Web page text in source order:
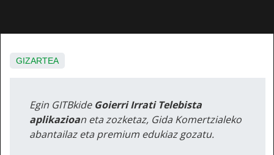
GIZARTEA
Egin GITBkide Goierri Irrati Telebista
aplikazioan eta zozketaz, Gida Komertzialeko
abantailaz eta premium edukiaz gozatu.